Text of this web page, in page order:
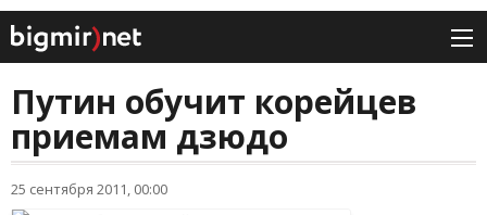
Путин обучит корейцев
приемам дзюдо
25 сентября 2011, 00:00